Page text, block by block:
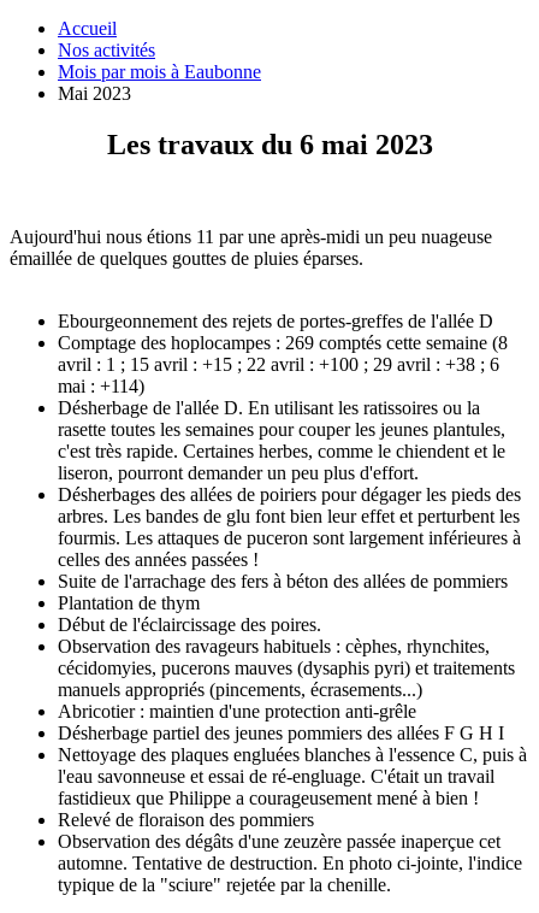
Accueil
Nos activités
Mois par mois à Eaubonne
Mai 2023
Les travaux du 6 mai 2023
Aujourd'hui nous étions 11 par une après-midi un peu nuageuse
émaillée de quelques gouttes de pluies éparses.
Ebourgeonnement des rejets de portes-greffes de l'allée D
Comptage des hoplocampes : 269 comptés cette semaine (8
avril : 1 ; 15 avril : +15 ; 22 avril : +100 ; 29 avril : +38 ; 6
mai : +114)
Désherbage de l'allée D. En utilisant les ratissoires ou la
rasette toutes les semaines pour couper les jeunes plantules,
c'est très rapide. Certaines herbes, comme le chiendent et le
liseron, pourront demander un peu plus d'effort.
Désherbages des allées de poiriers pour dégager les pieds des
arbres. Les bandes de glu font bien leur effet et perturbent les
fourmis. Les attaques de puceron sont largement inférieures à
celles des années passées !
Suite de l'arrachage des fers à béton des allées de pommiers
Plantation de thym
Début de l'éclaircissage des poires.
Observation des ravageurs habituels : cèphes, rhynchites,
cécidomyies, pucerons mauves (dysaphis pyri) et traitements
manuels appropriés (pincements, écrasements...)
Abricotier : maintien d'une protection anti-grêle
Désherbage partiel des jeunes pommiers des allées F G H I
Nettoyage des plaques engluées blanches à l'essence C, puis à
l'eau savonneuse et essai de ré-engluage. C'était un travail
fastidieux que Philippe a courageusement mené à bien !
Relevé de floraison des pommiers
Observation des dégâts d'une zeuzère passée inaperçue cet
automne. Tentative de destruction. En photo ci-jointe, l'indice
typique de la "sciure" rejetée par la chenille.